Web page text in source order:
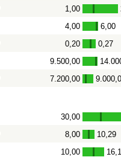
1,00 -
4,00 - 6,00
0,20 - 0,27
9.500,00 -
7.200,00 -
30,00 -
8,00 - 10,29
10,00 -